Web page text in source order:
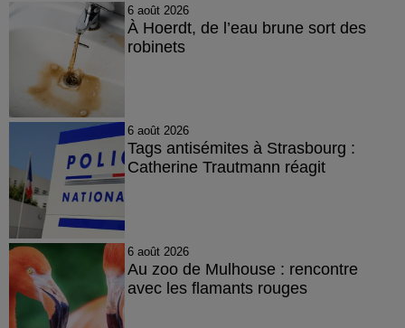
6 août 2026
À Hoerdt, de l’eau brune sort des
robinets
6 août 2026
Tags antisémites à Strasbourg :
Catherine Trautmann réagit
6 août 2026
Au zoo de Mulhouse : rencontre
avec les flamants rouges